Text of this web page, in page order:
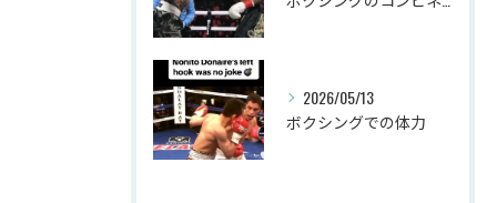
2026/05/13
ボクシングでの体力